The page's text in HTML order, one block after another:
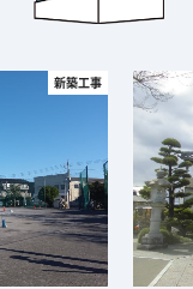
新築工事